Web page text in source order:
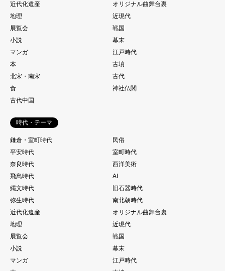
近代化遺産
オリジナル曲舞台裏
地理
近現代
展覧会
戦国
小説
幕末
マンガ
江戸時代
本
古墳
北宋・南宋
古代
食
神社仏閣
古代中国
時代・テーマ
鎌倉・室町時代
民俗
平安時代
室町時代
奈良時代
西洋美術
飛鳥時代
AI
縄文時代
旧石器時代
弥生時代
南北朝時代
近代化遺産
オリジナル曲舞台裏
地理
近現代
展覧会
戦国
小説
幕末
マンガ
江戸時代